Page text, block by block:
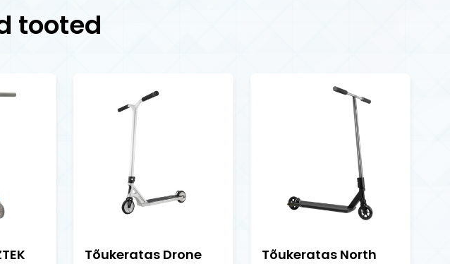
tooted
Tõukeratas Drone Tõukeratas North